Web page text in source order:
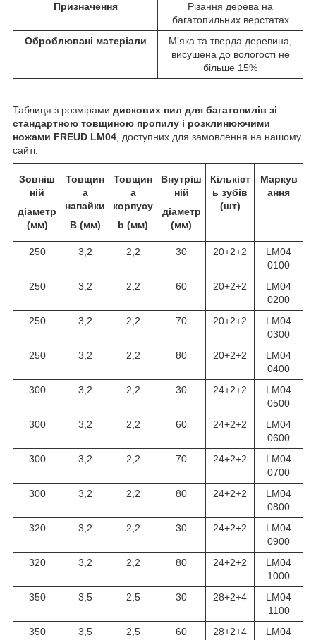
Призначення
Різання дерева на
багатопильних верстатах
Оброблювані матеріали
М'яка та тверда деревина,
висушена до вологості не
більше 15%
Таблиця з розмірами дискових пил для багатопилів зі
стандартною товщиною пропилу і розклинюючими
ножами FREUD LM04, доступних для замовлення на нашому
сайті:
Зовніш
ній
діаметр
(мм)
Товщин
а
напайки
B (мм)
Товщин
а
корпусу
b (мм)
Внутріш
ній
діаметр
(мм)
Кількіст
ь зубів
(шт)
Маркув
ання
250 3,2 2,2 30 20+2+2
LM04
0100
250
3,2 2,2 60 20+2+2
LM04
0200
250
3,2 2,2 70 20+2+2
LM04
0300
250
3,2 2,2 80 20+2+2
LM04
0400
300
3,2 2,2 30 24+2+2
LM04
0500
300
3,2 2,2 60 24+2+2
LM04
0600
300
3,2 2,2 70 24+2+2
LM04
0700
300
3,2 2,2 80 24+2+2
LM04
0800
320
3,2 2,2 30 24+2+2
LM04
0900
320
3,2 2,2 80 24+2+2
LM04
1000
350
3,5 2,5 30 28+2+4
LM04
1100
350
3,5 2,5 60 28+2+4
LM04